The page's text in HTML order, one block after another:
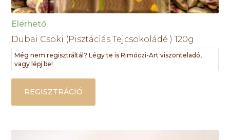
Elérhető
Dubai Csoki (Pisztáciás Tejcsokoládé ) 120g
Még nem regisztráltál? Légy te is Rimóczi-Art viszonteladó,
vagy lépj be!
REGISZTRÁCIÓ